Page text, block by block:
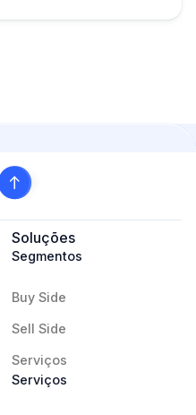
Soluções
Segmentos
Buy Side
Sell Side
Serviços
Serviços